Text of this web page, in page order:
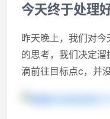
今天终于处理
昨天晚上，我们对
的思考，我们决定
滴前往目标点c，并